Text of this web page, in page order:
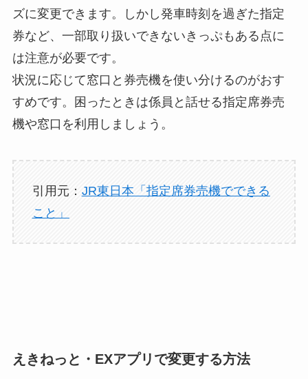
ズに変更できます。しかし発車時刻を過ぎた指定
券など、一部取り扱いできないきっぷもある点に
は注意が必要です。
状況に応じて窓口と券売機を使い分けるのがおす
すめです。困ったときは係員と話せる指定席券売
機や窓口を利用しましょう。
引用元： JR東日本「指定席券売機でできる
こと」
えきねっと・EXアプリで変更する方法